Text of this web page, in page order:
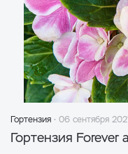
Гортензия 06 сентября
Гортензия Forever